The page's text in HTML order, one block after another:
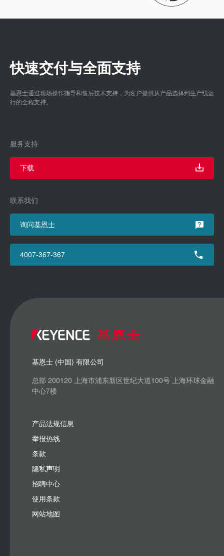
快速交付与全面支持
基恩士通过现场操作指导和售后技术支持，为客户提供从产品选择到生产线运
行的全程支持。
服务支持
下载
联系我们
询问基恩士
4007-367-367
基恩士 (中国) 有限公司
总部 200120 上海市浦东新区世纪大道100号 上海环球金融
中心7楼
产品法规信息
举报热线
条款
隐私声明
招聘中心
使用条款
网站地图